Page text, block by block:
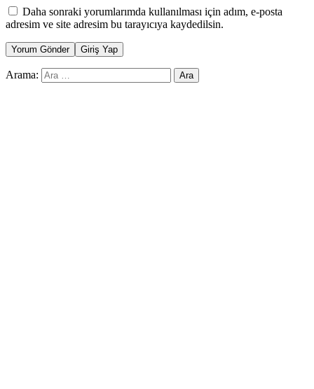
Daha sonraki yorumlarımda kullanılması için adım, e-posta
adresim ve site adresim bu tarayıcıya kaydedilsin.
Yorum Gönder Giriş Yap
Arama: